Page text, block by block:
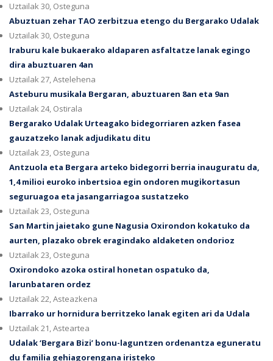
Uztailak 30, Osteguna
Abuztuan zehar TAO zerbitzua etengo du Bergarako Udalak
Uztailak 30, Osteguna
Iraburu kale bukaerako aldaparen asfaltatze lanak egingo
dira abuztuaren 4an
Uztailak 27, Astelehena
Asteburu musikala Bergaran, abuztuaren 8an eta 9an
Uztailak 24, Ostirala
Bergarako Udalak Urteagako bidegorriaren azken fasea
gauzatzeko lanak adjudikatu ditu
Uztailak 23, Osteguna
Antzuola eta Bergara arteko bidegorri berria inauguratu da,
1,4 milioi euroko inbertsioa egin ondoren mugikortasun
seguruagoa eta jasangarriagoa sustatzeko
Uztailak 23, Osteguna
San Martin jaietako gune Nagusia Oxirondon kokatuko da
aurten, plazako obrek eragindako aldaketen ondorioz
Uztailak 23, Osteguna
Oxirondoko azoka ostiral honetan ospatuko da,
larunbataren ordez
Uztailak 22, Asteazkena
Ibarrako ur hornidura berritzeko lanak egiten ari da Udala
Uztailak 21, Asteartea
Udalak ‘Bergara Bizi’ bonu-laguntzen ordenantza eguneratu
du familia gehiagorengana iristeko